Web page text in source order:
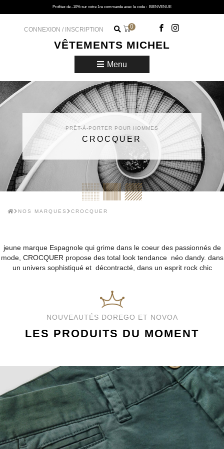
Profitez de -10% sur votre 1re commande avec le code : BIENVENUE
VÊTEMENTS MICHEL
CONNEXION / INSCRIPTION 0
Menu
PRÊT-À-PORTER POUR HOMMES
CROCQUER
NOS MARQUES CROCQUER
jeune marque Espagnole qui grime dans le coeur des passionnés de
mode, CROCQUER propose des total look tendance néo dandy. dans
un univers sophistiqué et décontracté, dans un esprit rock chic
NOUVEAUTÉS DOREGO ET NOVOA
LES PRODUITS DU MOMENT
DOREGO ET NOVOA
CHINO DOREGO ET NOVOA